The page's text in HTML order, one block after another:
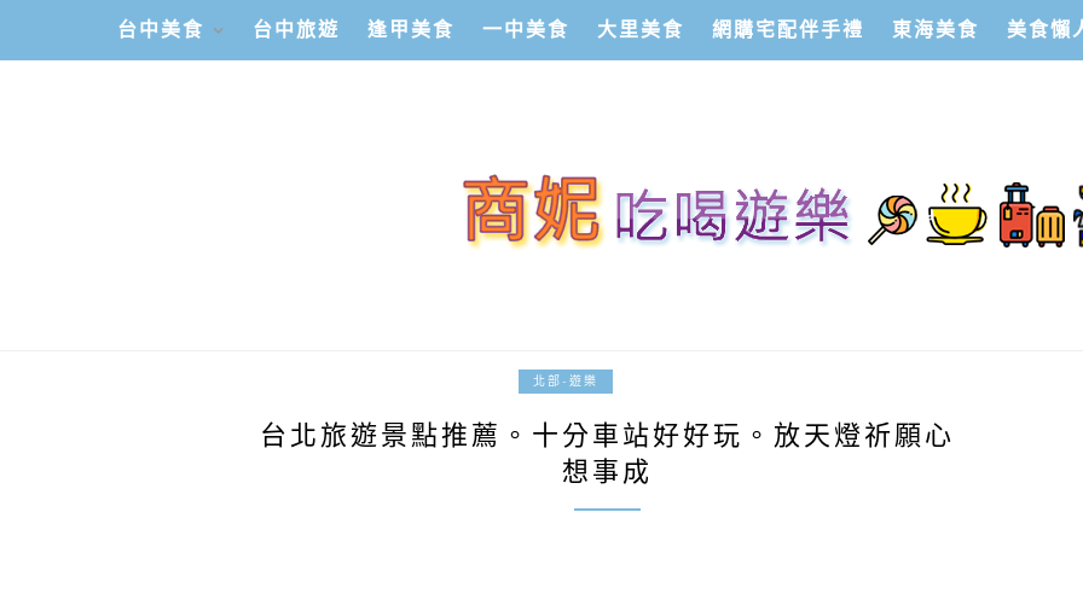
台中美食 台中旅遊 逢甲美食 一中美食 大里美食 網購宅配伴手禮 東海美食 美食懶
北部-遊樂
台北旅遊景點推薦。十分車站好好玩。放天燈祈願心
想事成